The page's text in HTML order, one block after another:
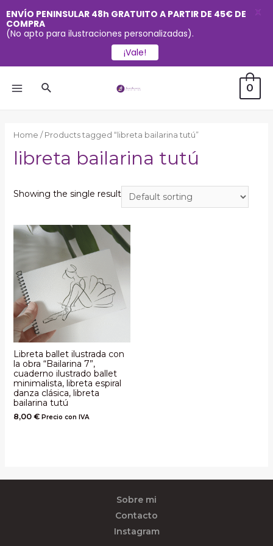
Buscar 0
Home / Products tagged “libreta bailarina tutú”
libreta bailarina tutú
Showing the single result
Libreta ballet ilustrada con
la obra “Bailarina 7”,
cuaderno ilustrado ballet
minimalista, libreta espiral
danza clásica, libreta
bailarina tutú
8,00 € Precio con IVA
Sobre mi
Contacto
Instagram
ENVÍO PENINSULAR 48h GRATUITO A PARTIR DE 45€ DE
COMPRA
(No apto para ilustraciones personalizadas).
¡Vale!
X